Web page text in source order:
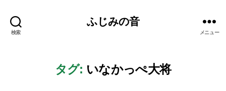
検索
ふじみの音
メニュー
タグ: いなかっぺ大将